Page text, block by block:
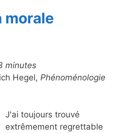
morale
minutes
Hegel, Phénoménologie
J'ai toujours trouvé
extrêmement regrettable